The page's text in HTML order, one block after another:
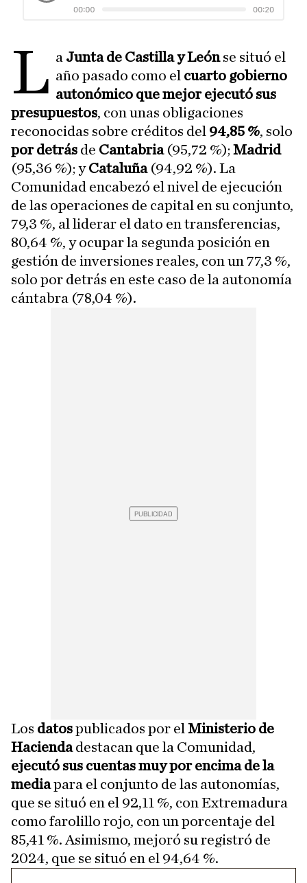
L a Junta de Castilla y Leónse situó el
año pasado como el cuarto gobierno
autonómico que mejor ejecutó sus
presupuestos, con unas obligaciones
reconocidas sobre créditos del 94,85 %, solo
por detrás de Cantabria(95,72 %); Madrid
(95,36 %); yCataluña (94,92 %). La
Comunidad encabezó el nivel de ejecución
de las operaciones de capital en su conjunto,
79,3 %, al liderar el dato en transferencias,
80,64 %, y ocupar la segunda posición en
gestión de inversiones reales, con un 77,3 %,
solo por detrás en este caso de la autonomía
cántabra (78,04 %).
Los datospublicados por el Ministerio de
Haciendadestacan que la Comunidad,
ejecutó sus cuentas muy por encima de la
mediapara el conjunto de las autonomías,
que se situó en el 92,11 %, con Extremadura
como farolillo rojo, con un porcentaje del
85,41 %. Asimismo, mejoró su registró de
2024, que se situó en el 94,64 %.